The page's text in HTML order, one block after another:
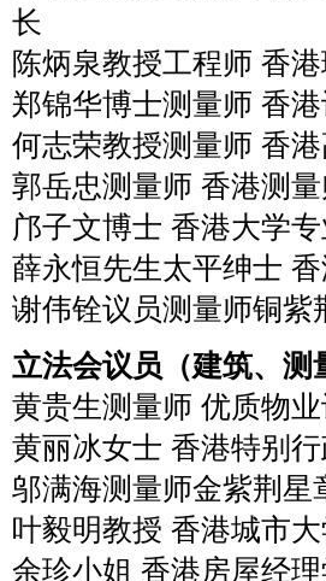
长
陈炳泉教授工程师 香
郑锦华博士测量师 香
何志荣教授测量师 香
郭岳忠测量师 香港测
邝子文博士 香港大学
薛永恒先生太平绅士
谢伟铨议员测量师铜紫
立法会议员（建筑、测
黄贵生测量师 优质物
黄丽冰女士 香港特别
邬满海测量师金紫荆星
叶毅明教授 香港城市
余珍小姐 香港房屋经